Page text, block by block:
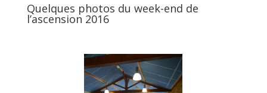
Quelques photos du week-end de
l’ascension 2016